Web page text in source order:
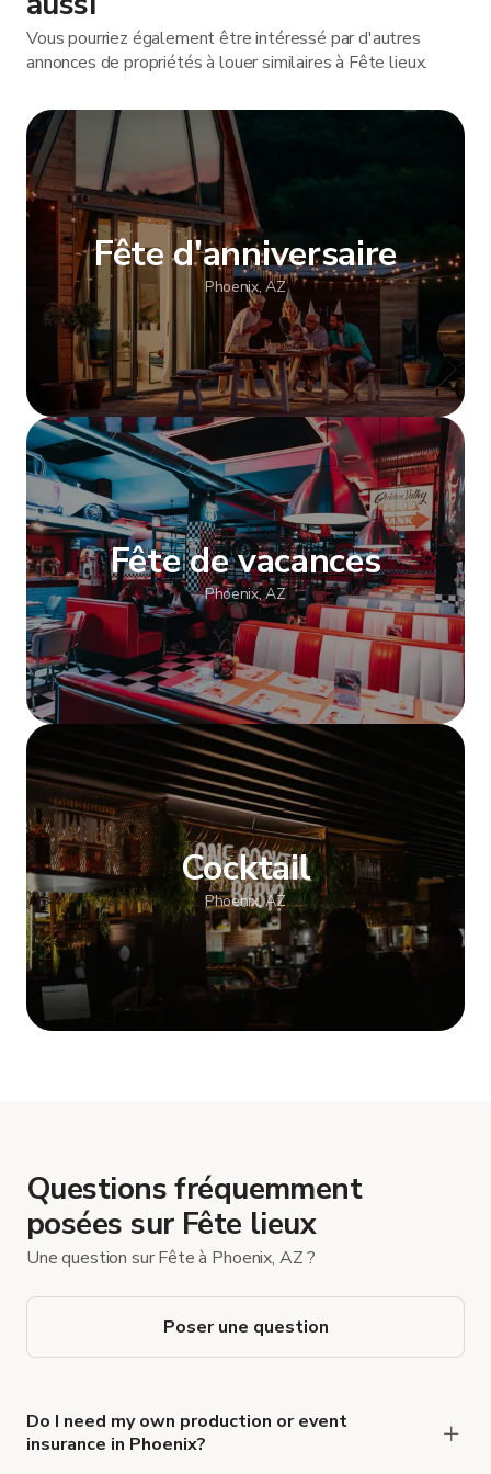
Vous pourriez également être intéressé par d'autres
annonces de propriétés à louer similaires à Fête lieux.
Fête d'anniversaire
Phoenix, AZ
Afficher plus
Fête de vacances
Phoenix, AZ
Cocktail
Phoenix, AZ
Questions fréquemment
posées sur Fête lieux
Une question sur Fête à Phoenix, AZ ?
Poser une question
Do I need my own production or event
insurance in Phoenix?